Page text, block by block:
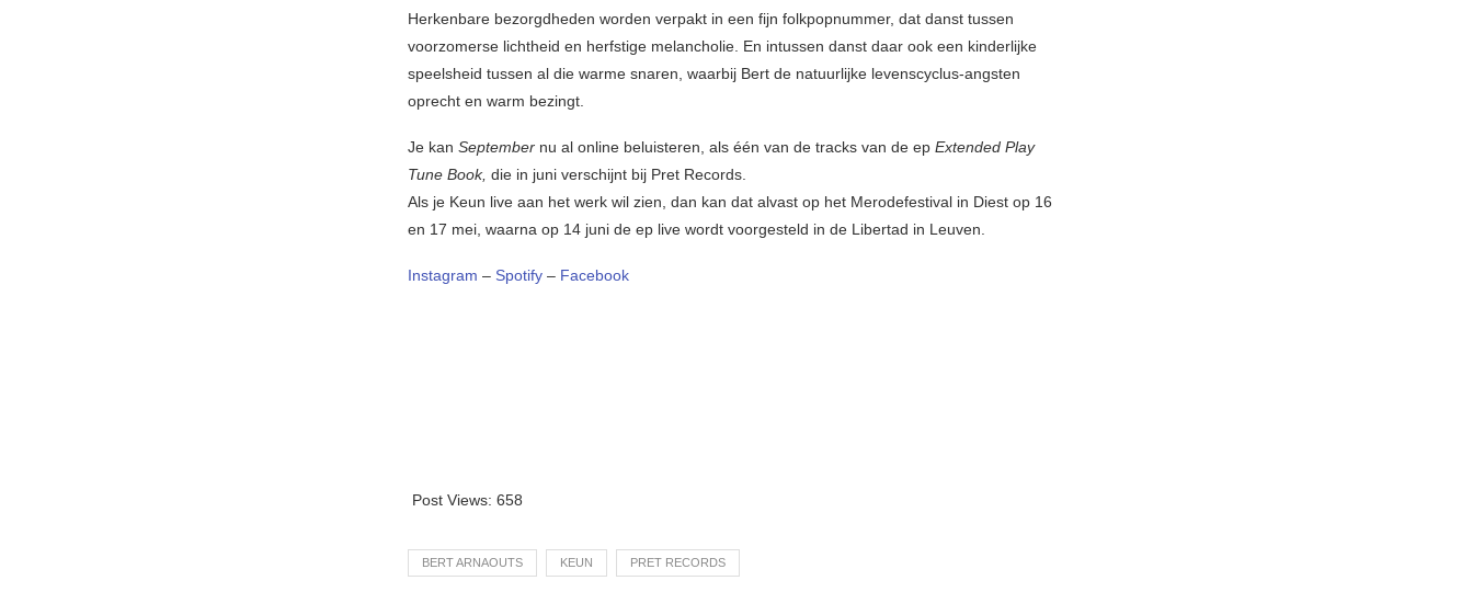
Herkenbare bezorgdheden worden verpakt in een fijn folkpopnummer, dat danst tussen
voorzomerse lichtheid en herfstige melancholie. En intussen danst daar ook een kinderlijke
speelsheid tussen al die warme snaren, waarbij Bert de natuurlijke levenscyclus-angsten
oprecht en warm bezingt.
Je kan September nu al online beluisteren, als één van de tracks van de ep Extended Play
Tune Book, die in juni verschijnt bij Pret Records.
Als je Keun live aan het werk wil zien, dan kan dat alvast op het Merodefestival in Diest op 16
en 17 mei, waarna op 14 juni de ep live wordt voorgesteld in de Libertad in Leuven.
Instagram – Spotify – Facebook
Post Views: 658
BERT ARNAOUTS KEUN PRET RECORDS